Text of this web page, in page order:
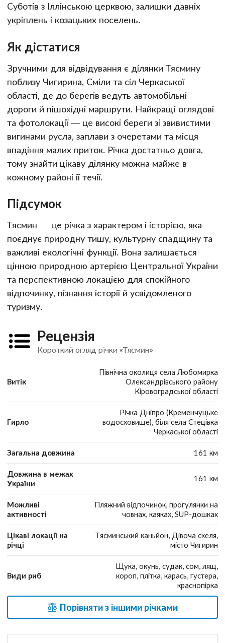
Суботів з Іллінською церквою, залишки давніх
укріплень і козацьких поселень.
Як дістатися
Зручними для відвідування є ділянки Тясмину
поблизу Чигирина, Сміли та сіл Черкаської
області, де до берегів ведуть автомобільні
дороги й пішохідні маршрути. Найкращі оглядові
та фотолокації — це високі береги зі звивистими
вигинами русла, заплави з очеретами та місця
впадіння малих приток. Річка достатньо довга,
тому знайти цікаву ділянку можна майже в
кожному районі її течії.
Підсумок
Тясмин — це річка з характером і історією, яка
поєднує природну тишу, культурну спадщину та
важливі екологічні функції. Вона залишається
цінною природною артерією Центральної України
та перспективною локацією для спокійного
відпочинку, пізнання історії й усвідомленого
туризму.
Рецензія
Короткий огляд річки «Тясмин»
Витік
Північна околиця села Любомирка
Олександрівського району
Кіровоградської області
Гирло
Річка Дніпро (Кременчуцьке
водосховище), біля села Стецівка
Черкаської області
Загальна довжина 161 км
Довжина в межах
України
161 км
Можливі
активності
Пляжний відпочинок, прогулянки на
човнах, каяках, SUP-дошках
Цікаві локації на
річці
Тясминський каньйон, Дівоча скеля,
місто Чигирин
Види риб
Щука, окунь, судак, сом, лящ,
короп, плітка, карась, густера,
краснопірка
Порівняти з іншими річками